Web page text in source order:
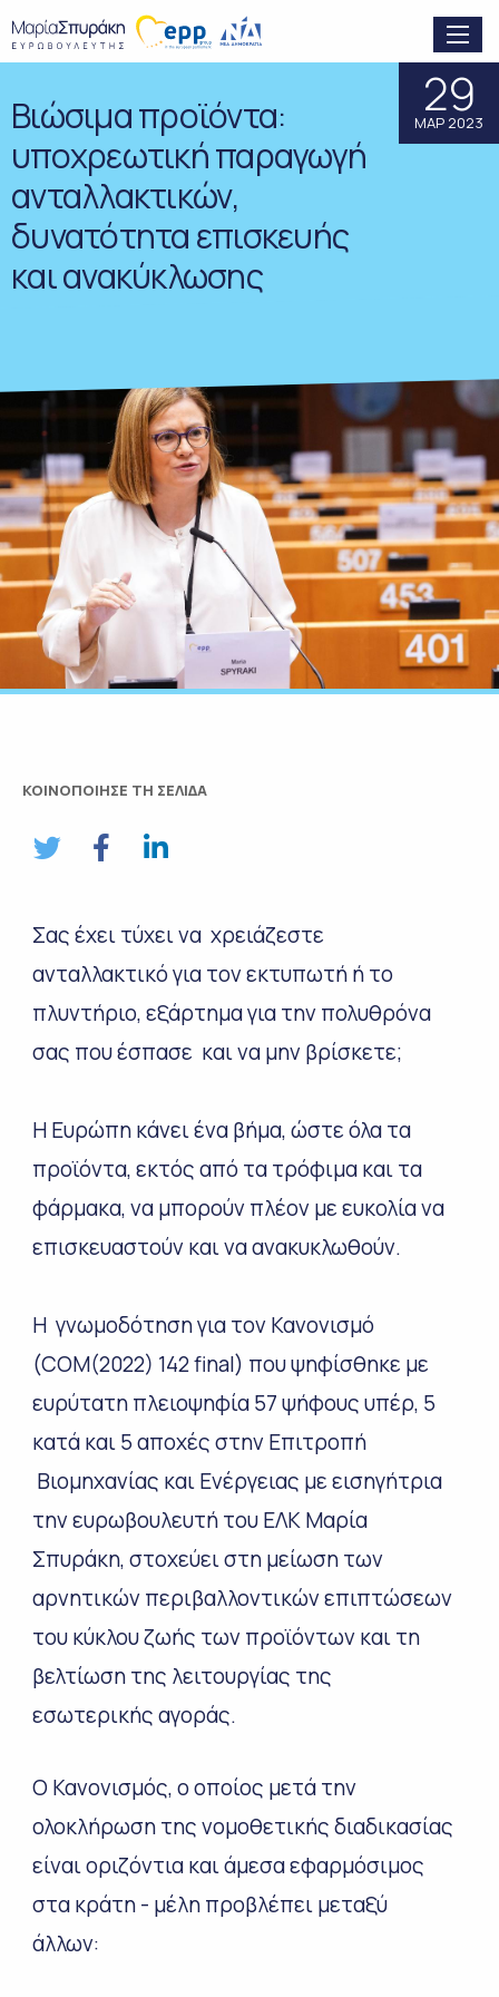
Βιώσιμα προϊόντα:
υποχρεωτική παραγωγή
ανταλλακτικών,
δυνατότητα επισκευής
και ανακύκλωσης
29
ΜΑΡ 2023
Σας έχει τύχει να χρειάζεστε
ανταλλακτικό για τον εκτυπωτή ή το
πλυντήριο, εξάρτημα για την πολυθρόνα
σας που έσπασε και να μην βρίσκετε;
H Ευρώπη κάνει ένα βήμα, ώστε όλα τα
προϊόντα, εκτός από τα τρόφιμα και τα
φάρμακα, να μπορούν πλέον με ευκολία να
επισκευαστούν και να ανακυκλωθούν.
Η γνωμοδότηση για τον Κανονισμό
(COM(2022) 142 final) που ψηφίσθηκε με
ευρύτατη πλειοψηφία 57 ψήφους υπέρ, 5
κατά και 5 αποχές στην Επιτροπή
Βιομηχανίας και Ενέργειας με εισηγήτρια
την ευρωβουλευτή του ΕΛΚ Μαρία
Σπυράκη, στοχεύει στη μείωση των
αρνητικών περιβαλλοντικών επιπτώσεων
του κύκλου ζωής των προϊόντων και τη
βελτίωση της λειτουργίας της
εσωτερικής αγοράς.
Ο Κανονισμός, ο οποίος μετά την
ολοκλήρωση της νομοθετικής διαδικασίας
είναι οριζόντια και άμεσα εφαρμόσιμος
στα κράτη - μέλη προβλέπει μεταξύ
άλλων:
ΚΟΙΝΟΠΟΙΗΣΕ ΤΗ ΣΕΛΙΔΑ